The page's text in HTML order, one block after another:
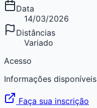
Data
14/03/2026
Distâncias
Variado
Acesso
Informações disponíveis
Faça sua inscrição